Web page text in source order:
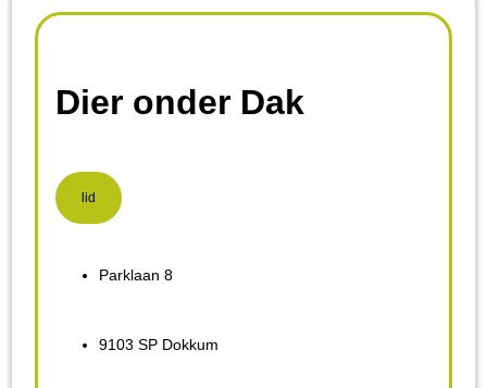
Dier onder Dak
lid
Parklaan 8
9103 SP Dokkum